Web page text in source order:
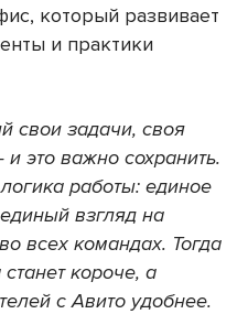
который развивает
и практики
свои задачи, своя
это важно сохранить.
работы: единое
взгляд на
всех командах. Тогда
станет короче, а
с Авито удобнее.